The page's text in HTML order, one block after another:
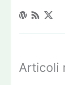
Articoli